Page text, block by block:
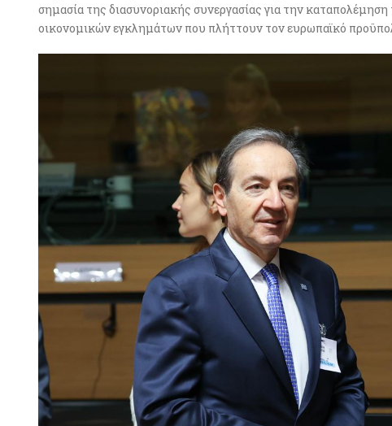
σημασία της διασυνοριακής συνεργασίας για την
οικονομικών εγκλημάτων που πλήττουν τον ευρωπαϊκό